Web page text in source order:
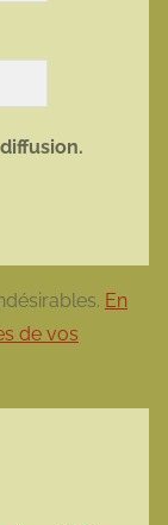
En
de vos